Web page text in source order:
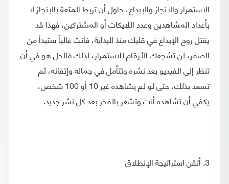
الاستمرار والإنجاز والإبداع، حاول أن تربط المتعة بالإنجاز لا
بأعداد المشاهدين وعدد اللايكات أو المشتركين، فهذا قد
يقتل روح الإبداع في قلبك منذ البداية، فأنت غالباً ستبدأ من
الصفر، لن تشجعك الأرقام للاستمرار، لذلك فالحل هو في أن
تنظر إلى الفيديو بعد نشره وتتأمل في جماله وإتقانه، ثم
تسعد بذلك، حتى لو لم يشاهده غير 10 أو 100 شخص،
يكفي أن تشاهده أنت وتشعر بالفخر بعد كل نشر جديد.
3. أتقن استراتيجة الإنطلاق